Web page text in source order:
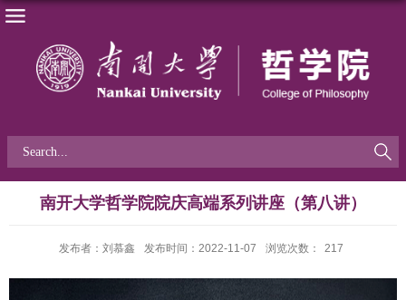
南开大学哲学院院庆高端系列讲座（第八讲）
发布者：刘慕鑫 发布时间：2022-11-07 浏览次数： 217